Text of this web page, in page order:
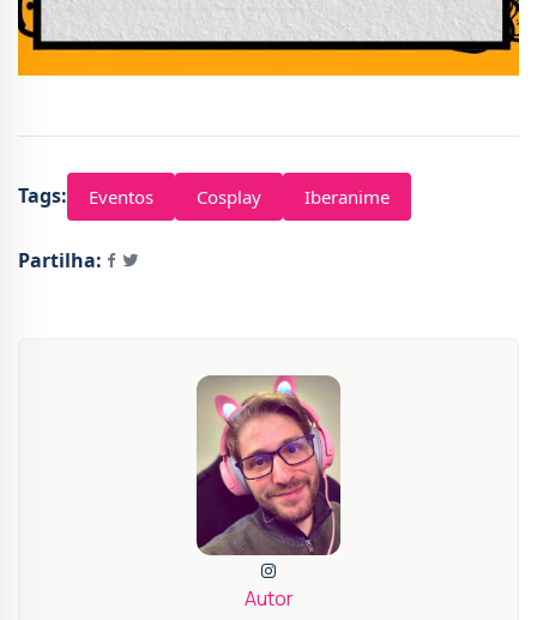
Tags: Eventos Cosplay Iberanime
Partilha:
Autor